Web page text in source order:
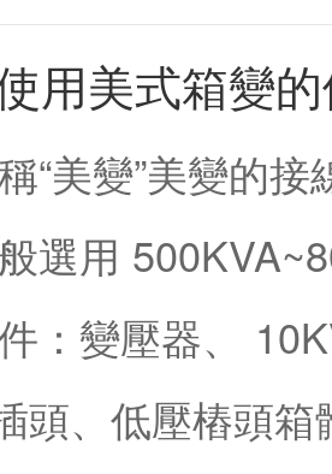
用美式箱變
“美變”美變的
選用
：變壓器、
頭、低壓樁頭